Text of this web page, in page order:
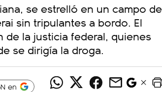
se estrelló en un campo de
sin tripulantes a bordo. El
la justicia federal, quienes
se dirigía la droga.
en